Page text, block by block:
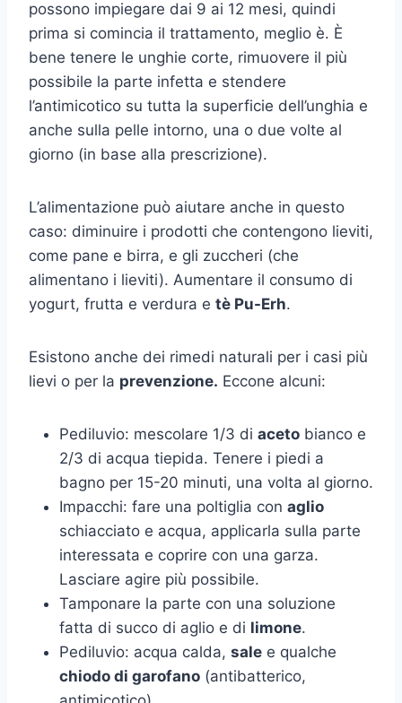
possono impiegare dai 9 ai 12 mesi, quindi
prima si comincia il trattamento, meglio è. È
bene tenere le unghie corte, rimuovere il più
possibile la parte infetta e stendere
l’antimicotico su tutta la superficie dell’unghia e
anche sulla pelle intorno, una o due volte al
giorno (in base alla prescrizione).
L’alimentazione può aiutare anche in questo
caso: diminuire i prodotti che contengono lieviti,
come pane e birra, e gli zuccheri (che
alimentano i lieviti). Aumentare il consumo di
yogurt, frutta e verdura e tè Pu-Erh.
Esistono anche dei rimedi naturali per i casi più
lievi o per la prevenzione. Eccone alcuni:
Pediluvio: mescolare 1/3 di aceto bianco e
2/3 di acqua tiepida. Tenere i piedi a
bagno per 15-20 minuti, una volta al giorno.
Impacchi: fare una poltiglia con aglio
schiacciato e acqua, applicarla sulla parte
interessata e coprire con una garza.
Lasciare agire più possibile.
Tamponare la parte con una soluzione
fatta di succo di aglio e di limone.
Pediluvio: acqua calda, sale e qualche
chiodo di garofano (antibatterico,